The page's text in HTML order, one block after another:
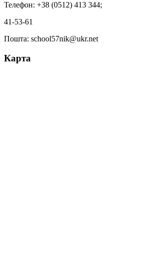
Телефон: +38 (0512) 413 344;
41-53-61
Пошта: school57nik@ukr.net
Карта